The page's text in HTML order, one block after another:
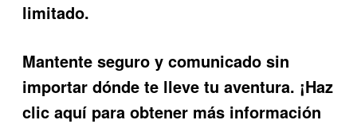
limitado.
Mantente seguro y comunicado sin
importar dónde te lleve tu aventura. ¡Haz
clic aquí para obtener más información